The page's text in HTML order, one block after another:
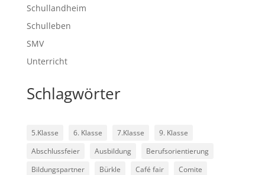
Schullandheim
Schulleben
SMV
Unterricht
Schlagwörter
5.Klasse 6. Klasse 7.Klasse
9. Klasse
Abschlussfeier
Ausbildung
Berufsorientierung
Bildungspartner
Bürkle Café fair
Comite